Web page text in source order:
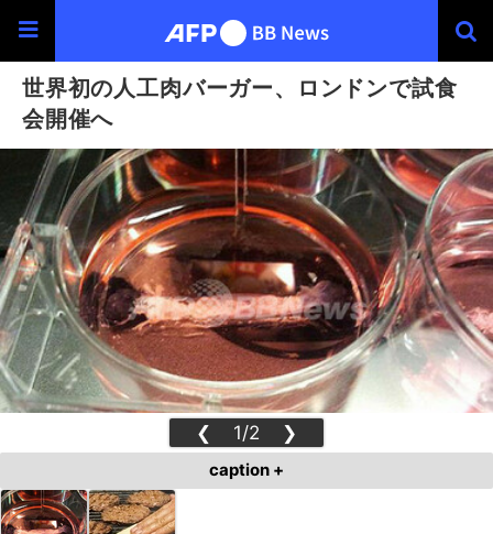
世界初の人工肉バーガー、ロンドンで試食
会開催へ
❮ 1/2 ❯
caption +